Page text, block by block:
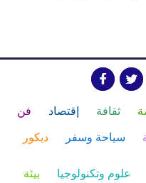
ثقافة إقتصاد فن
سياحة وسفر ديكور
علوم وتكنولوجيا بيئة